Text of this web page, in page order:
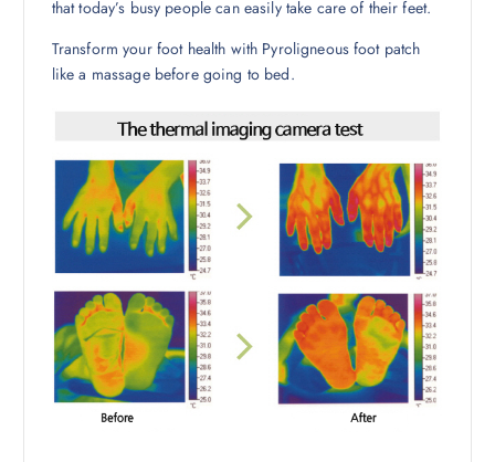
that today’s busy people can easily take care of their feet.
Transform your foot health with Pyroligneous foot patch
like a massage before going to bed.